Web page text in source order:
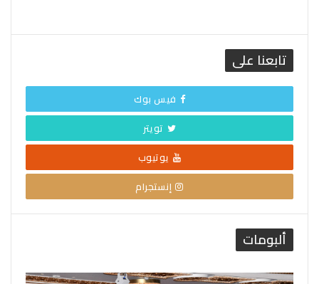
تابعنا على
فيس بوك
تويتر
يوتيوب
إنستجرام
ألبومات